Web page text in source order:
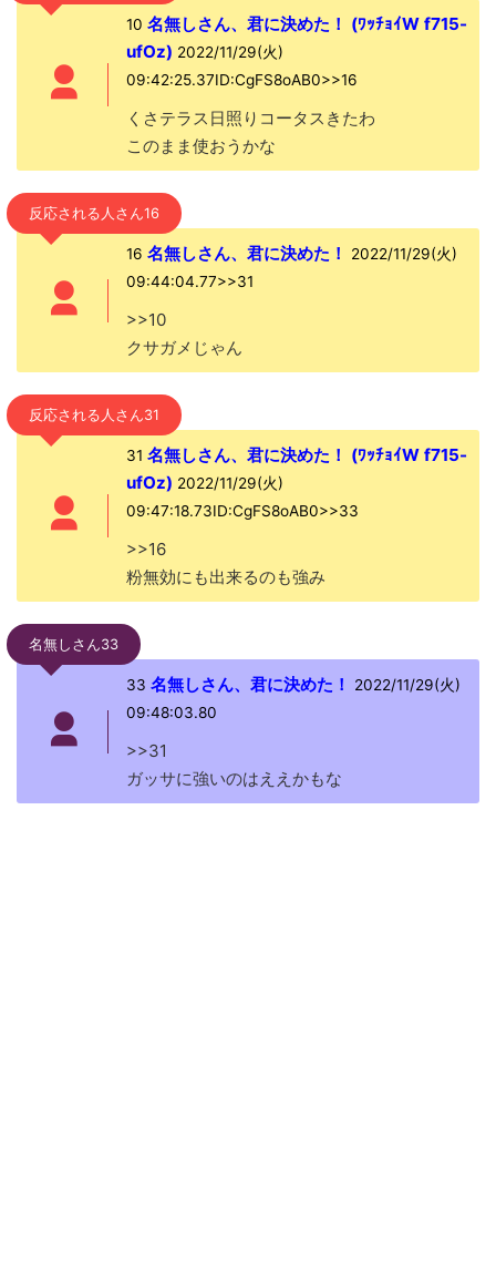
10 名無しさん、君に決めた！ (ﾜｯﾁｮｲW f715-
ufOz) 2022/11/29(火)
09:42:25.37ID:CgFS8oAB0>>16
くさテラス日照りコータスきたわ
このまま使おうかな
反応される人さん16
16 名無しさん、君に決めた！
2022/11/29(火)
09:44:04.77>>31
>>10
クサガメじゃん
反応される人さん31
31 名無しさん、君に決めた！ (ﾜｯﾁｮｲW f715-
ufOz) 2022/11/29(火)
09:47:18.73ID:CgFS8oAB0>>33
>>16
粉無効にも出来るのも強み
名無しさん33
33 名無しさん、君に決めた！
2022/11/29(火)
09:48:03.80
>>31
ガッサに強いのはええかもな